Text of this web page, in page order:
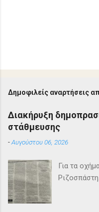
Δημοφιλείς αναρτήσεις
Διακήρυξη
στάθμευσης
-Αυγούστου 06, 2026
Για τα